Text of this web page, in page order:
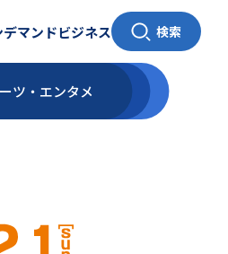
デマンドビジネス 検索
ツ ・ エンタメ